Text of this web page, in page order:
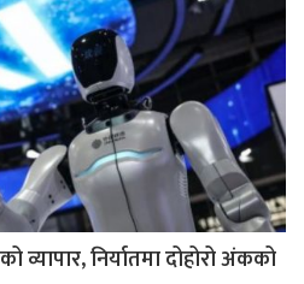
व्यापार, निर्यातमा दोहोरो अंकको